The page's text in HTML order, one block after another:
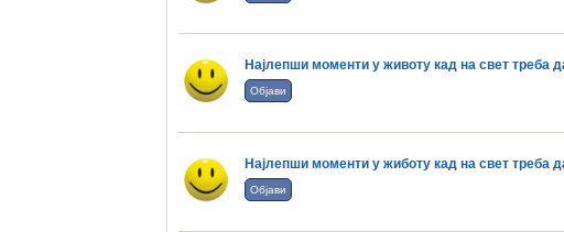
Најлепши моменти у животу кад на свет треба
Објави
Најлепши моменти у жиботу кад на свет треба
Објави